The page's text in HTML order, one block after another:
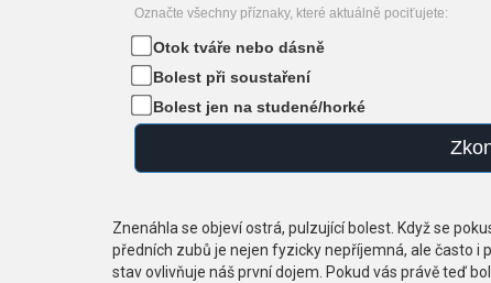
Označte všechny příznaky, které aktuálně pociťujete:
Otok tváře nebo dásně
Bolest při soustaření
Bolest jen na studené/horké
Znenáhla se objeví ostrá, pulzující bolest. Když se
předních zubů je nejen fyzicky nepříjemná, ale často i
stav ovlivňuje náš první dojem. Pokud vás právě teď